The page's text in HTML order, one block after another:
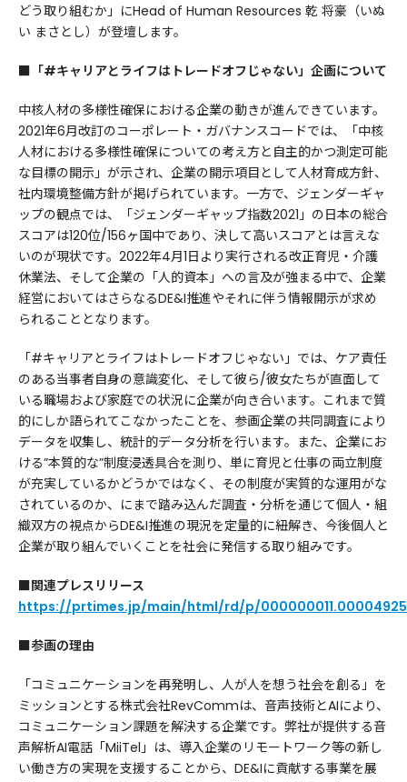
どう取り組むか」にHead of Human Resources 乾 将豪（いぬ
い まさとし）が登壇します。
■「#キャリアとライフはトレードオフじゃない」企画について
中核人材の多様性確保における企業の動きが進んできています。
2021年6月改訂のコーポレート・ガバナンスコードでは、「中核
人材における多様性確保についての考え方と自主的かつ測定可能
な目標の開示」が示され、企業の開示項目として人材育成方針、
社内環境整備方針が掲げられています。一方で、ジェンダーギャ
ップの観点では、「ジェンダーギャップ指数2021」の日本の総合
スコアは120位/156ヶ国中であり、決して高いスコアとは言えな
いのが現状です。2022年4月1日より実行される改正育児・介護
休業法、そして企業の「人的資本」への言及が強まる中で、企業
経営においてはさらなるDE&I推進やそれに伴う情報開示が求め
られることとなります。
「#キャリアとライフはトレードオフじゃない」では、ケア責任
のある当事者自身の意識変化、そして彼ら/彼女たちが直面して
いる職場および家庭での状況に企業が向き合います。これまで質
的にしか語られてこなかったことを、参画企業の共同調査により
データを収集し、統計的データ分析を行います。また、企業にお
ける”本質的な”制度浸透具合を測り、単に育児と仕事の両立制度
が充実しているかどうかではなく、その制度が実質的な運用がな
されているのか、にまで踏み込んだ調査・分析を通じて個人・組
織双方の視点からDE&I推進の現況を定量的に紐解き、今後個人と
企業が取り組んでいくことを社会に発信する取り組みです。
■関連プレスリリース
https://prtimes.jp/main/html/rd/p/
■参画の理由
「コミュニケーションを再発明し、人が人を想う社会を創る」を
ミッションとする株式会社RevCommは、音声技術とAIにより、
コミュニケーション課題を解決する企業です。弊社が提供する音
声解析AI電話「MiiTel」は、導入企業のリモートワーク等の新し
い働き方の実現を支援することから、DE&Iに貢献する事業を展